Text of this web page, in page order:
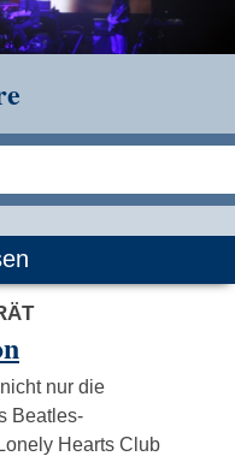
nur die
Beatles-
Hearts Club